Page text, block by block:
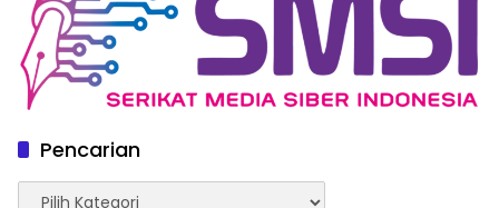
Pencarian
Pencarian